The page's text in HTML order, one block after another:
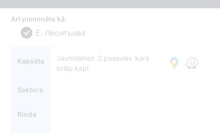
Arī pieminēts kā:
Е. Леонтьева
Kapsēta
Jaunolaines 2.pasaules kara
brāļu kapi
Sektors
Rinda